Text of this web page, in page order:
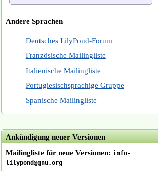
Andere Sprachen
Deutsches LilyPond-Forum
Französische Mailingliste
Italienische Mailingliste
Portugiesischsprachige Gruppe
Spanische Mailingliste
Ankündigung neuer Versionen
Mailingliste für neue Versionen: info-
lilypond@gnu.org